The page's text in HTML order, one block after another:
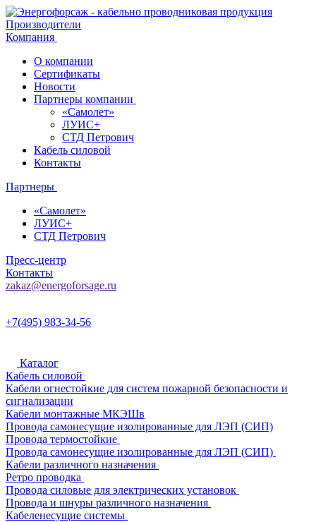
Производители
Компания
О компании
Сертификаты
Новости
Партнеры компании
«Самолет»
ЛУИС+
СТД Петрович
Кабель силовой
Контакты
Партнеры
«Самолет»
ЛУИС+
СТД Петрович
Пресс-центр
Контакты
zakaz@energoforsage.ru
+7(495) 983-34-56
Каталог
Кабель силовой
Кабели огнестойкие для систем пожарной безопасности и
сигнализации
Кабели монтажные МКЭШв
Провода самонесущие изолированные для ЛЭП (СИП)
Провода термостойкие
Провода самонесущие изолированные для ЛЭП (СИП)
Кабели различного назначения
Ретро проводка
Провода силовые для электрических установок
Провода и шнуры различного назначения
Кабеленесущие системы